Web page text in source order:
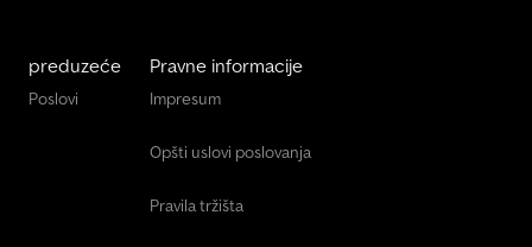
preduzeće
Poslovi
Pravne informacije
Impresum
Opšti uslovi poslovanja
Pravila tržišta